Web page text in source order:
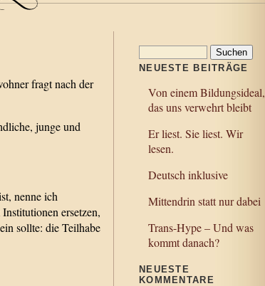
fragt nach der
junge und
nenne ich
ersetzen,
sollte: die Teilhabe
Suchen
nach:
NEUESTE BEITRÄGE
Von einem Bildungsideal,
das uns verwehrt bleibt
Er liest. Sie liest. Wir
lesen.
Deutsch inklusive
Mittendrin statt nur dabei
Trans-Hype – Und was
kommt danach?
NEUESTE
KOMMENTARE